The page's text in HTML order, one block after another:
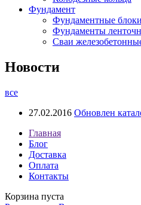
Фундамент
Фундаментные блоки
Фундаменты
Сваи
Новости
все
27.02.2016 Обновлен
Главная
Блог
Доставка
Оплата
Контакты
Корзина пуста